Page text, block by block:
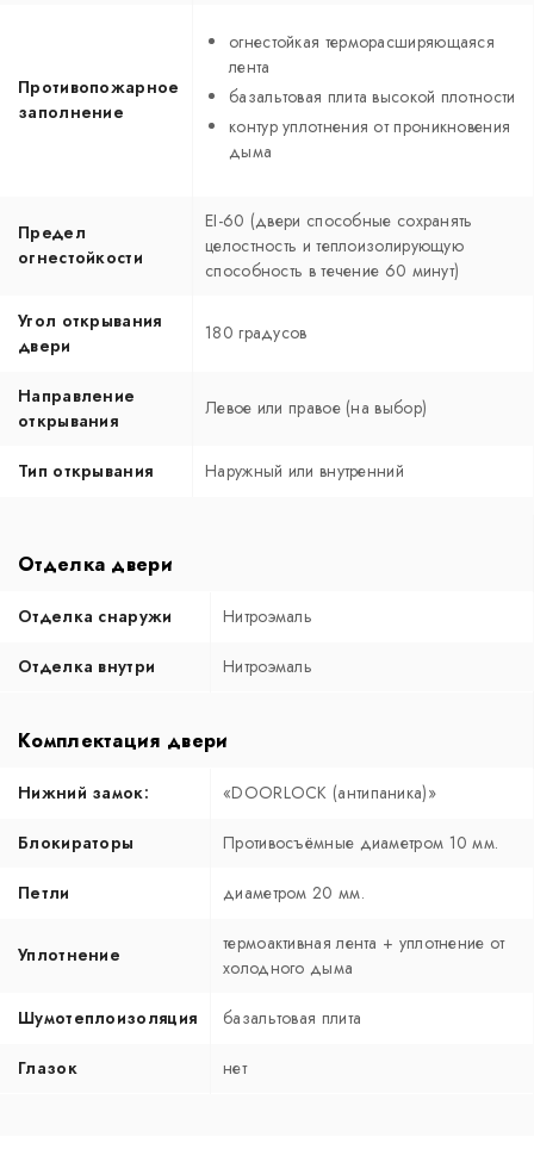
Противопожарное
заполнение
огнестойкая терморасширяющаяся
лента
базальтовая плита высокой плотности
контур уплотнения от проникновения
дыма
Предел
огнестойкости
EI-60 (двери способные сохранять
целостность и теплоизолирующую
способность в течение 60 минут)
Угол открывания
двери
180 градусов
Направление
открывания
Левое или правое (на выбор)
Тип открывания Наружный или внутренний
Отделка двери
Отделка снаружи Нитроэмаль
Отделка внутри Нитроэмаль
Комплектация двери
Нижний замок: «DOORLOCK (антипаника)»
Блокираторы Противосъёмные диаметром 10 мм.
Петли диаметром 20 мм.
Уплотнение
термоактивная лента + уплотнение от
холодного дыма
Шумотеплоизоляция базальтовая плита
Глазок нет